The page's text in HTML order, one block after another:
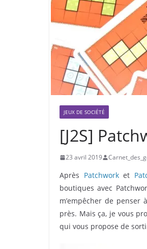
JEUX DE SOCIÉTÉ
[J2S]
23 avril 2019
Après Patchworket
boutiques avec
m’empêcher de penser à
près. Mais ça, je vous
qui vous propose de